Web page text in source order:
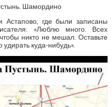
Шамордино
Астапово, где были записаны
«Люблю много. Всех
никто не мешал. Оставьте
куда-нибудь».